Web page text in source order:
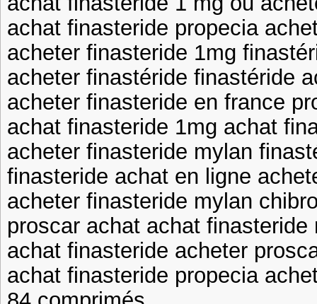
achat finasteride propecia
acheter finasteride 1mg
acheter finastéride finastéride
acheter finasteride en france
achat finasteride 1mg achat
acheter finasteride mylan
finasteride achat en ligne
acheter finasteride mylan
proscar achat achat finasteride
achat finasteride acheter
achat finasteride propecia